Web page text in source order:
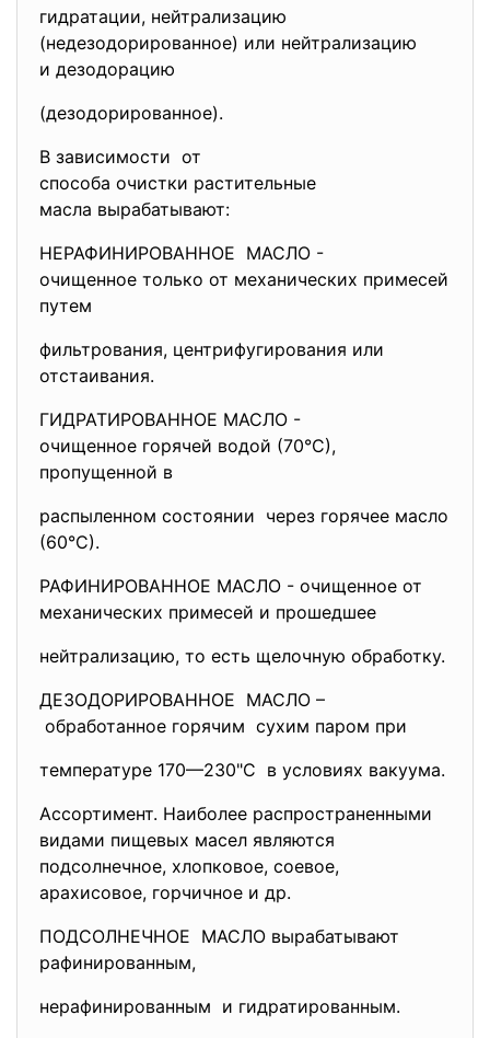
гидратации, нейтрализацию
(недезодорированное) или нейтрализацию
и дезодорацию
(дезодорированное).
В зависимости от
способа очистки растительные
масла вырабатывают:
НЕРАФИНИРОВАННОЕ МАСЛО -
очищенное только от механических примесей
путем
фильтрования, центрифугирования или
отстаивания.
ГИДРАТИРОВАННОЕ МАСЛО -
очищенное горячей водой (70°С),
пропущенной в
распыленном состоянии через горячее масло
(60°С).
РАФИНИРОВАННОЕ МАСЛО - очищенное от
механических примесей и прошедшее
нейтрализацию, то есть щелочную обработку.
ДЕЗОДОРИРОВАННОЕ МАСЛО –
обработанное горячим сухим паром при
температуре 170—230"С в условиях вакуума.
Ассортимент. Наиболее распространенными
видами пищевых масел являются
подсолнечное, хлопковое, соевое,
арахисовое, горчичное и др.
ПОДСОЛНЕЧНОЕ МАСЛО вырабатывают
рафинированным,
нерафинированным и гидратированным.